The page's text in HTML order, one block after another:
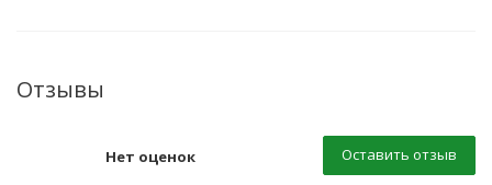
Отзывы
Нет оценок Оставить отзыв